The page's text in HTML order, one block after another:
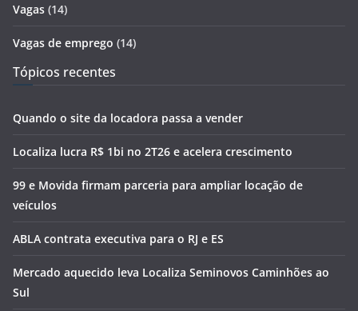
Vagas (14)
Vagas de emprego (14)
Tópicos recentes
Quando o site da locadora passa a vender
Localiza lucra R$ 1bi no 2T26 e acelera crescimento
99 e Movida firmam parceria para ampliar locação de
veículos
ABLA contrata executiva para o RJ e ES
Mercado aquecido leva Localiza Seminovos Caminhões ao
Sul